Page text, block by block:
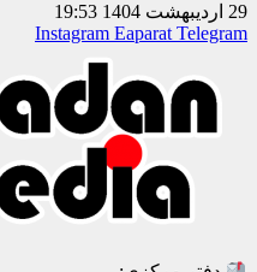
29 اردیبهشت 1404
19:53
Instagram Eaparat Telegram